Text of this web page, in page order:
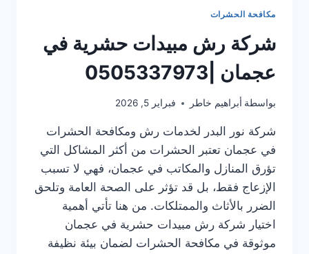
مكافحة الحشرات
شركة رش مبيدات حشرية في
عجمان |0505337973
بواسطة أبراهيم خاطر فبراير 5, 2026
شركة نور البدر لخدمات رش ومكافحة الحشرات
في عجمان تعتبر الحشرات من أكثر المشاكل التي
تؤرق المنازل والمكاتب في عجمان، فهي لا تسبب
الإزعاج فقط، بل قد تؤثر على الصحة العامة وتلحق
الضرر بالأثاث والممتلكات. من هنا تأتي أهمية
اختيار شركة رش مبيدات حشرية في عجمان
موثوقة في مكافحة الحشرات لضمان بيئة نظيفة